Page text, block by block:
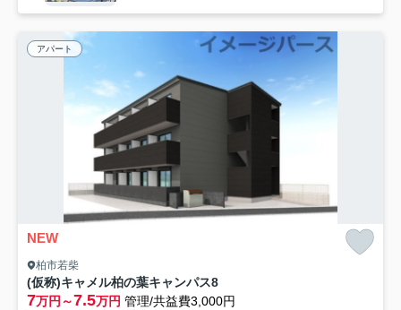
アパート
NEW
柏市若柴
(仮称)キャメル柏の葉キャンパス8
7万円～7.5万円 管理/共益費3,000円